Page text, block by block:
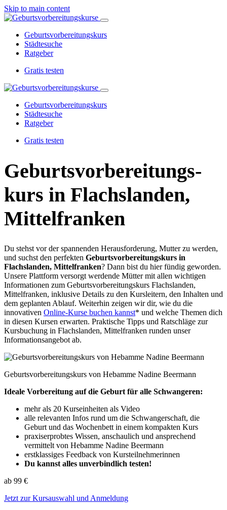
Skip to main content
Geburtsvorbereitungskurs
Städtesuche
Ratgeber
Gratis testen
Geburtsvorbereitungskurs
Städtesuche
Ratgeber
Gratis testen
Geburtsvorbereitungs­
kurs in Flachslanden,
Mittelfranken
Du stehst vor der spannenden Herausforderung, Mutter zu werden,
und suchst den perfekten Geburtsvorbereitungskurs in
Flachslanden, Mittelfranken? Dann bist du hier fündig geworden.
Unsere Plattform versorgt werdende Mütter mit allen wichtigen
Informationen zum Geburtsvorbereitungskurs Flachslanden,
Mittelfranken, inklusive Details zu den Kursleitern, den Inhalten und
dem geplanten Ablauf. Weiterhin zeigen wir dir, wie du die
innovativen Online-Kurse buchen kannst* und welche Themen dich
in diesen Kursen erwarten. Praktische Tipps und Ratschläge zur
Kursbuchung in Flachslanden, Mittelfranken runden unser
Informationsangebot ab.
Geburtsvorbereitungskurs von Hebamme Nadine Beermann
Ideale Vorbereitung auf die Geburt für alle Schwangeren:
mehr als 20 Kurseinheiten als Video
alle relevanten Infos rund um die Schwangerschaft, die
Geburt und das Wochenbett in einem kompakten Kurs
praxiserprobtes Wissen, anschaulich und ansprechend
vermittelt von Hebamme Nadine Beermann
erstklassiges Feedback von Kursteilnehmerinnen
Du kannst alles unverbindlich testen!
ab 99 €
Jetzt zur Kursauswahl und Anmeldung